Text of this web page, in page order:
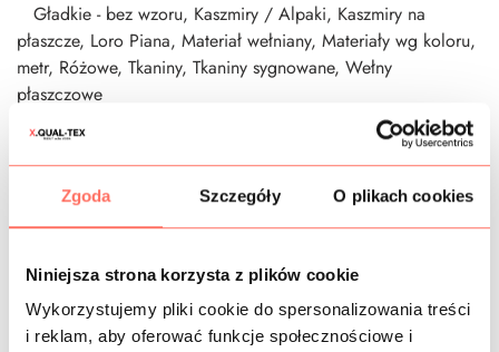
Zgoda Szczegóły O plikach cookies
Niniejsza strona korzysta z plików cookie
Wykorzystujemy pliki cookie do spersonalizowania treści
i reklam, aby oferować funkcje społecznościowe i
Gładkie - bez wzoru, Kaszmiry / Alpaki, Kaszmiry na
płaszcze, Loro Piana, Materiał wełniany, Materiały wg koloru,
metr, Różowe, Tkaniny, Tkaniny sygnowane, Wełny
płaszczowe
CZAS DOSTAWY
KOSZTY WYSYŁKI
OPIS